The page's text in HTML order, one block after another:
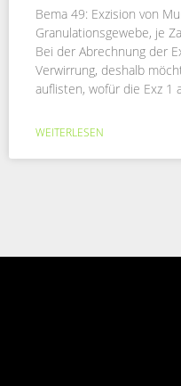
Bema 49: Exzision von
Granulationsgewebe, je
Bei der Abrechnung der
Verwirrung, deshalb
auflisten, wofür die Exz 1
WEITERLESEN